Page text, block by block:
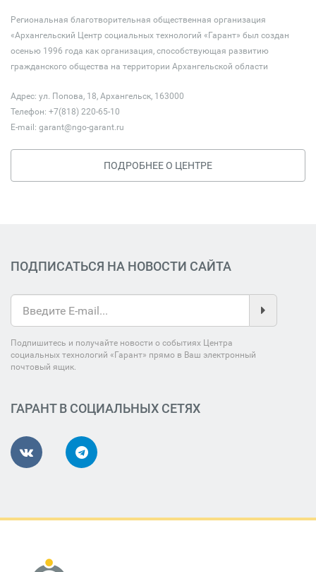
Региональная благотворительная общественная организация
«Архангельский Центр социальных технологий «Гарант» был создан
осенью 1996 года как организация, способствующая развитию
гражданского общества на территории Архангельской области
Адрес: ул. Попова, 18, Архангельск, 163000
Телефон: +7(818) 220-65-10
E-mail: garant@ngo-garant.ru
ПОДРОБНЕЕ О ЦЕНТРЕ
ПОДПИСАТЬСЯ НА НОВОСТИ САЙТА
Подпишитесь и получайте новости о событиях Центра
социальных технологий «Гарант» прямо в Ваш электронный
почтовый ящик.
ГАРАНТ В СОЦИАЛЬНЫХ СЕТЯХ